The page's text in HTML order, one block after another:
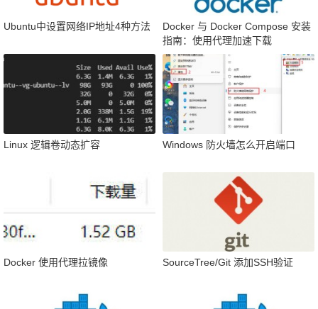
Ubuntu中设置网络IP地址4种方法
Docker 与 Docker Compose 安装
指南：使用代理加速下载
Linux 逻辑卷动态扩容 Windows 防火墙怎么开启端口
Docker 使用代理拉镜像 SourceTree/Git 添加SSH验证